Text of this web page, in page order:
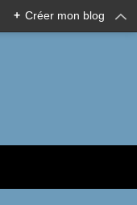
+ Créer mon blog